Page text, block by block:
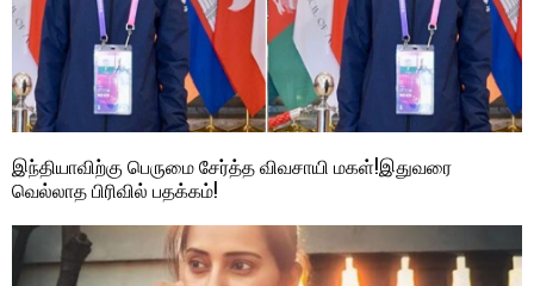
இந்தியாவிற்கு பெருமை சேர்த்த விவசாயி மகள்!இதுவரை
வெல்லாத பிரிவில் பதக்கம்!